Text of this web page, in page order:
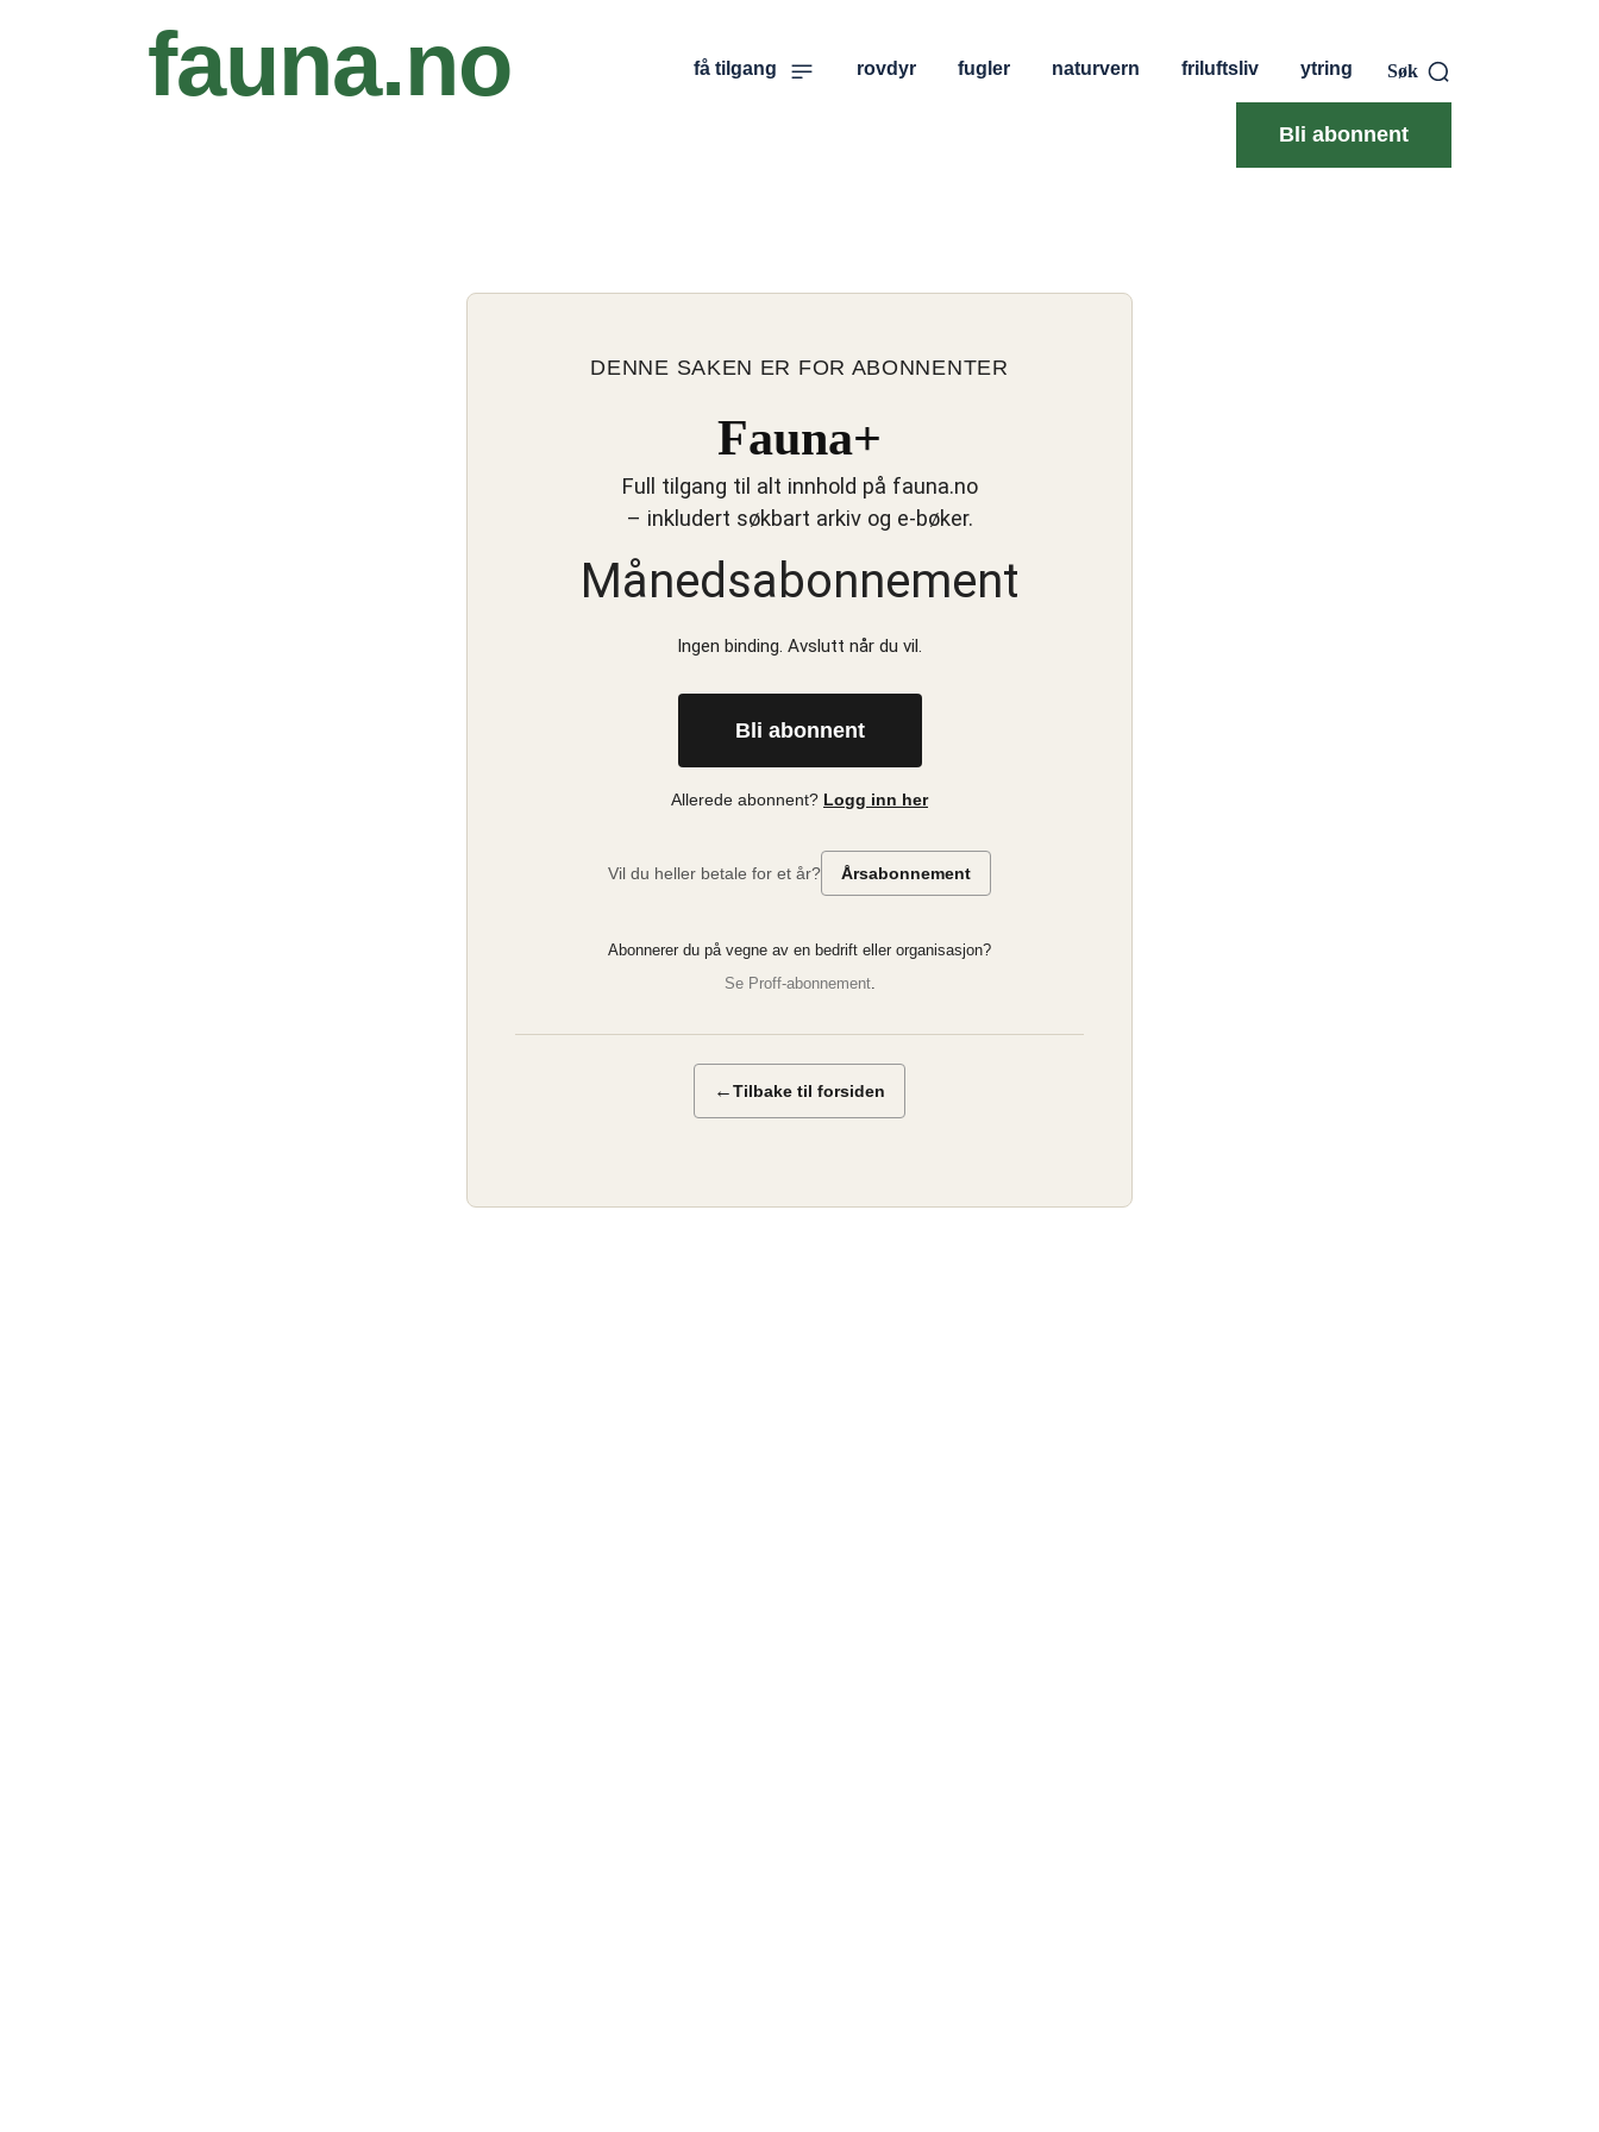
fauna.no få tilgang rovdyr fugler naturvern friluftsliv ytring Søk
Bli abonnent
DENNE SAKEN ER FOR ABONNENTER
Fauna+
Full tilgang til alt innhold på fauna.no
– inkludert søkbart arkiv og e-bøker.
Månedsabonnement
Ingen binding. Avslutt når du vil.
Bli abonnent
Allerede abonnent? Logg inn her
Vil du heller betale for et år? Årsabonnement
Abonnerer du på vegne av en bedrift eller organisasjon?
Se Proff-abonnement.
←Tilbake til forsiden